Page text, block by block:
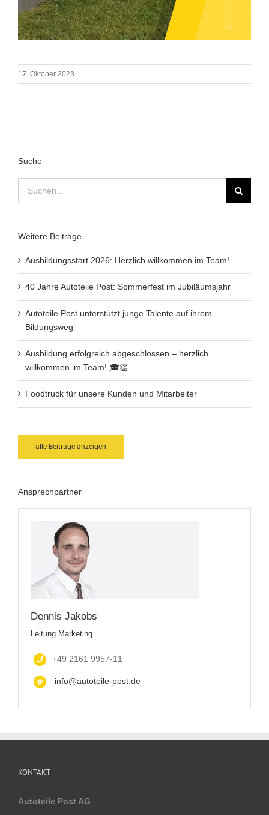
17. Oktober 2023
Suche
Weitere Beiträge
Ausbildungsstart 2026: Herzlich willkommen im Team!
40 Jahre Autoteile Post: Sommerfest im Jubiläumsjahr
Autoteile Post unterstützt junge Talente auf ihrem
Bildungsweg
Ausbildung erfolgreich abgeschlossen – herzlich
willkommen im Team! 🎓👏
Foodtruck für unsere Kunden und Mitarbeiter
alle Beiträge anzeigen
Ansprechpartner
Dennis Jakobs
Leitung Marketing
+49 2161 9957-11
info@autoteile-post.de
KONTAKT
Autoteile Post AG